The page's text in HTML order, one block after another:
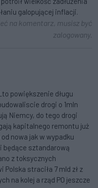
galopującej inflacji.
na komentarz, musisz być
zalogowany.
powiększenie długu
drogi o 1mln
Niemcy, do tego drogi
kapitalnego remontu już
nowa jak w wypadku
będące sztandarową
z toksycznych
Polska straciła 7 mld zł z
na kolej a rząd PO jeszcze